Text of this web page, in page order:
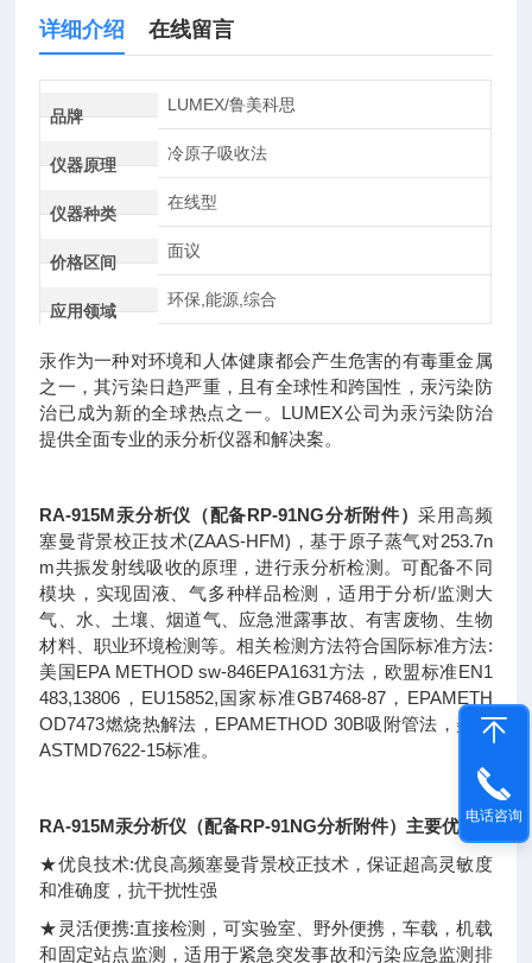
详细介绍 在线留言
品牌
LUMEX/鲁美科思
仪器原理
冷原子吸收法
仪器种类
在线型
价格区间
面议
应用领域
环保,能源,综合
汞作为一种对环境和人体健康都会产生危害的有毒重金属
之一，其污染日趋严重，且有全球性和跨国性，汞污染防
治已成为新的全球热点之一。LUMEX公司为汞污染防治
提供全面专业的汞分析仪器和解决案。
RA-915M汞分析仪（配备RP-91NG分析附件）采用高频
塞曼背景校正技术(ZAAS-HFM)，基于原子蒸气对253.7n
m共振发射线吸收的原理，进行汞分析检测。可配备不同
模块，实现固液、气多种样品检测，适用于分析/监测大
气、水、土壤、烟道气、应急泄露事故、有害废物、生物
材料、职业环境检测等。相关检测方法符合国际标准方法:
美国EPA METHOD sw-846EPA1631方法，欧盟标准EN1
483,13806，EU15852,国家标准GB7468-87，EPAMETH
OD7473燃烧热解法，EPAMETHOD 30B吸附管法，美国
ASTMD7622-15标准。
RA-915M汞分析仪（配备RP-91NG分析附件） 主要优势:
★优良技术:优良高频塞曼背景校正技术，保证超高灵敏度
和准确度，抗干扰性强
★灵活便携:直接检测，可实验室、野外便携，车载，机载
和固定站点监测，适用于紧急突发事故和污染应急监测排
电话咨询